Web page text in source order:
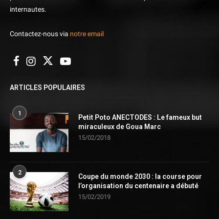
internautes.
Contactez-nous via notre email
ARTICLES POPULAIRES
1
Petit Poto ANECTODES : Le fameux but
miraculeux de Goua Marc
15/02/2018
2
Coupe du monde 2030 : la course pour
l’organisation du centenaire a débuté
15/02/2019